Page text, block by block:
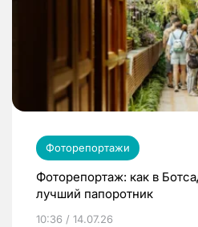
Фоторепортажи
Фоторепортаж: как в
лучший папоротник
10:36 / 14.07.26